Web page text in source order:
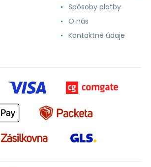
Spôsoby platby
O nás
Kontaktné údaje